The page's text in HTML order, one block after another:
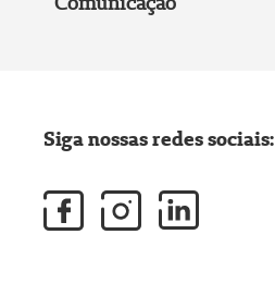
Siga nossas redes sociais: